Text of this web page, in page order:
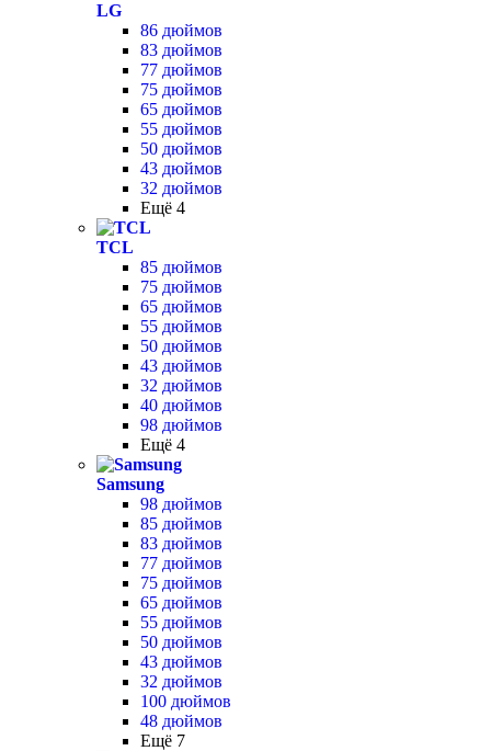
LG
86 дюймов
83 дюймов
77 дюймов
75 дюймов
65 дюймов
55 дюймов
50 дюймов
43 дюймов
32 дюймов
Ещё 4
TCL
85 дюймов
75 дюймов
65 дюймов
55 дюймов
50 дюймов
43 дюймов
32 дюймов
40 дюймов
98 дюймов
Ещё 4
Samsung
98 дюймов
85 дюймов
83 дюймов
77 дюймов
75 дюймов
65 дюймов
55 дюймов
50 дюймов
43 дюймов
32 дюймов
100 дюймов
48 дюймов
Ещё 7